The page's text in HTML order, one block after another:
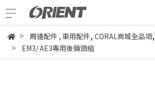
周邊配件 , 車用配件, CORAL商城全品項,
EM3/ AE3專用後鏡頭組